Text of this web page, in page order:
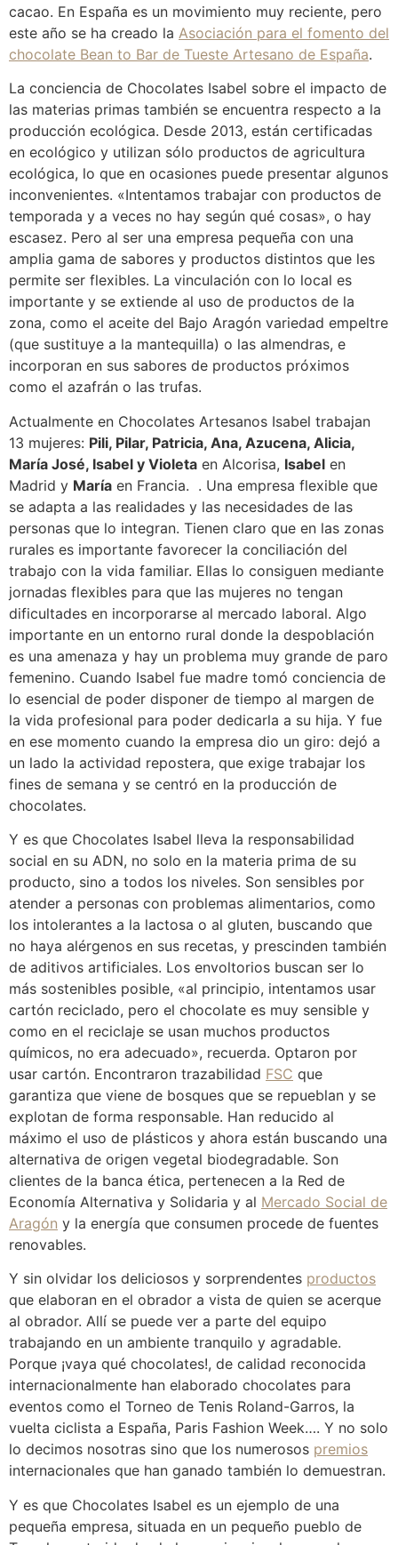
cacao. En España es un movimiento muy reciente, pero
este año se ha creado la Asociación para el fomento del
chocolate Bean to Bar de Tueste Artesano de España.
La conciencia de Chocolates Isabel sobre el impacto de
las materias primas también se encuentra respecto a la
producción ecológica. Desde 2013, están certificadas
en ecológico y utilizan sólo productos de agricultura
ecológica, lo que en ocasiones puede presentar algunos
inconvenientes. «Intentamos trabajar con productos de
temporada y a veces no hay según qué cosas», o hay
escasez. Pero al ser una empresa pequeña con una
amplia gama de sabores y productos distintos que les
permite ser flexibles. La vinculación con lo local es
importante y se extiende al uso de productos de la
zona, como el aceite del Bajo Aragón variedad empeltre
(que sustituye a la mantequilla) o las almendras, e
incorporan en sus sabores de productos próximos
como el azafrán o las trufas.
Actualmente en Chocolates Artesanos Isabel trabajan
13 mujeres: Pili, Pilar, Patricia, Ana, Azucena, Alicia,
María José, Isabel y Violeta en Alcorisa, Isabel en
Madrid y María en Francia. . Una empresa flexible que
se adapta a las realidades y las necesidades de las
personas que lo integran. Tienen claro que en las zonas
rurales es importante favorecer la conciliación del
trabajo con la vida familiar. Ellas lo consiguen mediante
jornadas flexibles para que las mujeres no tengan
dificultades en incorporarse al mercado laboral. Algo
importante en un entorno rural donde la despoblación
es una amenaza y hay un problema muy grande de paro
femenino. Cuando Isabel fue madre tomó conciencia de
lo esencial de poder disponer de tiempo al margen de
la vida profesional para poder dedicarla a su hija. Y fue
en ese momento cuando la empresa dio un giro: dejó a
un lado la actividad repostera, que exige trabajar los
fines de semana y se centró en la producción de
chocolates.
Y es que Chocolates Isabel lleva la responsabilidad
social en su ADN, no solo en la materia prima de su
producto, sino a todos los niveles. Son sensibles por
atender a personas con problemas alimentarios, como
los intolerantes a la lactosa o al gluten, buscando que
no haya alérgenos en sus recetas, y prescinden también
de aditivos artificiales. Los envoltorios buscan ser lo
más sostenibles posible, «al principio, intentamos usar
cartón reciclado, pero el chocolate es muy sensible y
como en el reciclaje se usan muchos productos
químicos, no era adecuado», recuerda. Optaron por
usar cartón. Encontraron trazabilidad FSC que
garantiza que viene de bosques que se repueblan y se
explotan de forma responsable. Han reducido al
máximo el uso de plásticos y ahora están buscando una
alternativa de origen vegetal biodegradable. Son
clientes de la banca ética, pertenecen a la Red de
Economía Alternativa y Solidaria y al Mercado Social de
Aragón y la energía que consumen procede de fuentes
renovables.
Y sin olvidar los deliciosos y sorprendentes productos
que elaboran en el obrador a vista de quien se acerque
al obrador. Allí se puede ver a parte del equipo
trabajando en un ambiente tranquilo y agradable.
Porque ¡vaya qué chocolates!, de calidad reconocida
internacionalmente han elaborado chocolates para
eventos como el Torneo de Tenis Roland-Garros, la
vuelta ciclista a España, Paris Fashion Week…. Y no solo
lo decimos nosotras sino que los numerosos premios
internacionales que han ganado también lo demuestran.
Y es que Chocolates Isabel es un ejemplo de una
pequeña empresa, situada en un pequeño pueblo de